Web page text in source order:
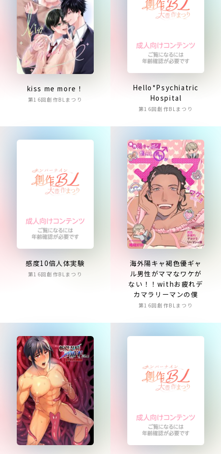
kiss me more！
第16回創作BLまつり
Hello*Psychiatric
Hospital
第16回創作BLまつり
感度10倍人体実験
第16回創作BLまつり
海外陽キャ褐色優ギャ
ル男性がママなワケが
ない！！withお疲れデ
カマラリーマンの僕
第16回創作BLまつり